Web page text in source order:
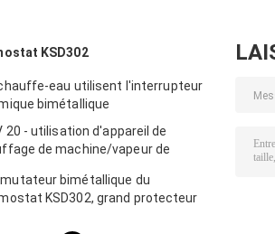
TUV kc CQC
KSD302
eau utilisent l'interrupteur
bimétallique
20 - utilisation d'appareil de
de machine/vapeur de
bimétallique du
KSD302, grand protecteur